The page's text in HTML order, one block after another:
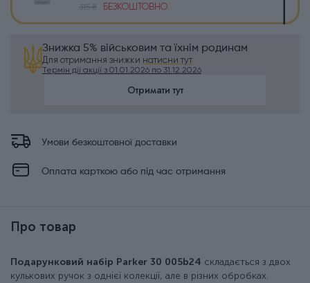
315 ₴
БЕЗКОШТОВНО
Знижка 5% військовим та їхнім родинам
Для отримання знижки натисни тут
Термін дії акції з 01.01.2026 по 31.12.2026
Отримати тут
Умови безкоштовної доставки
Оплата карткою або під час отримання
Про товар
Подарунковий набір Parker 30 005b24 складається з двох
кулькових ручок з однієї колекції, але в різних обробках.